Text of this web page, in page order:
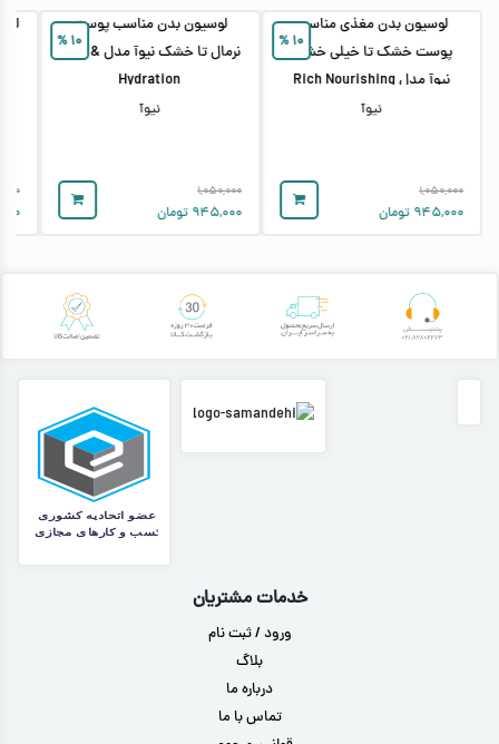
۱۰%
لوسیون بدن مغذی مناسب
پوست خشک تا خیلی خشک
نیوآ مدل Rich Nourishing
(حجم 250 میل)نیوآ
۱,۰۵۰,۰۰۰
۹۴۵,۰۰۰ تومان
۱۰%
لوسیون بدن مناسب پوست
نرمال تا خشک نیوآ مدل Aloe &
Hydration
نیوآ
۱,۰۵۰,۰۰۰
۹۴۵,۰۰۰ تومان
خدمات مشتریان
ورود / ثبت نام
بلاگ
درباره ما
تماس با ما